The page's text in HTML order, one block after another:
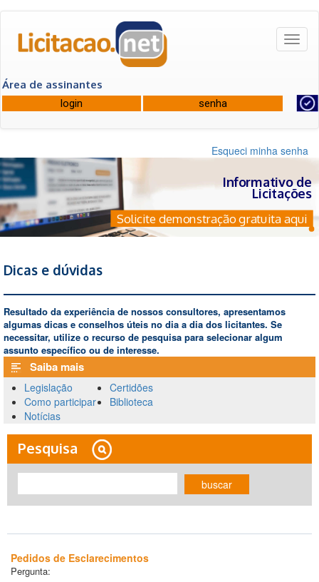
Área de assinantes
Esqueci minha senha
Informativo de
Licitações
Solicite demonstração gratuita aqui
Dicas e dúvidas
Resultado da experiência de nossos consultores, apresentamos
algumas dicas e conselhos úteis no dia a dia dos licitantes. Se
necessitar, utilize o recurso de pesquisa para selecionar algum
assunto específico ou de interesse.
Saiba mais
Legislação
Como participar
Notícias
Certidões
Biblioteca
Pesquisa
buscar
Pedidos de Esclarecimentos
Pergunta: